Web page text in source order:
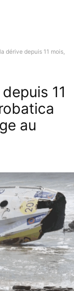
dérive depuis 11 mois,
11
au